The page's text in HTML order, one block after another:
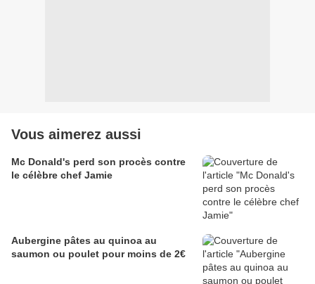
Vous aimerez aussi
Mc Donald's perd son procès contre
le célèbre chef Jamie
Aubergine pâtes au quinoa au
saumon ou poulet pour moins de 2€